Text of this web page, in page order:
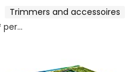
Trimmers and accessoires
per…